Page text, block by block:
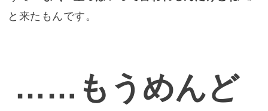
と来たもんです。
……もうめんど